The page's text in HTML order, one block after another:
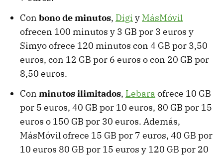
Con bono de minutos, Digi y MásMóvil
ofrecen 100 minutos y 3 GB por 3 euros y
Simyo ofrece 120 minutos con 4 GB por 3,50
euros, con 12 GB por 6 euros o con 20 GB por
8,50 euros.
Con minutos ilimitados, Lebara ofrece 10 GB
por 5 euros, 40 GB por 10 euros, 80 GB por 15
euros o 150 GB por 30 euros. Además,
MásMóvil ofrece 15 GB por 7 euros, 40 GB por
10 euros 80 GB por 15 euros y 120 GB por 20